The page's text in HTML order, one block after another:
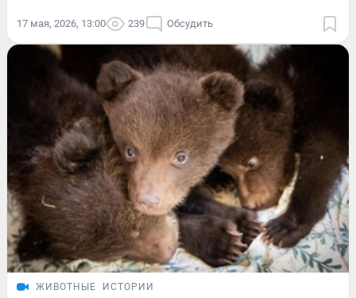
17 мая, 2026, 13:00 239 Обсудить
ЖИВОТНЫЕ ИСТОРИИ